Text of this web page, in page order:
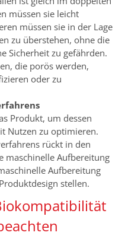
müssen sie leicht
müssen sie in der Lage
zu überstehen, ohne die
Sicherheit zu gefährden.
die porös werden,
oder zu
Produkt, um dessen
Nutzen zu optimieren.
rückt in den
maschinelle Aufbereitung
Aufbereitung
stellen.